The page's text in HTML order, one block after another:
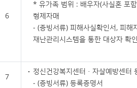
6
* 유가족 범위 : 배우자(사실혼 포
형제자매
- (증빙서류) 피해사실확인서, 피해
재난관리시스템을 통한 대상자 확인
7
정신건강복지센터·자살예방센터
- (증빙서류) 등록증명서